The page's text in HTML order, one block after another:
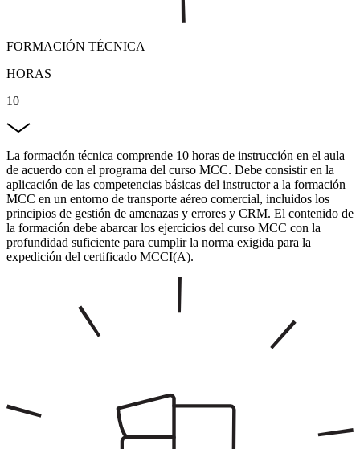
FORMACIÓN TÉCNICA
HORAS
10
La formación técnica comprende 10 horas de instrucción en el aula
de acuerdo con el programa del curso MCC. Debe consistir en la
aplicación de las competencias básicas del instructor a la formación
MCC en un entorno de transporte aéreo comercial, incluidos los
principios de gestión de amenazas y errores y CRM. El contenido de
la formación debe abarcar los ejercicios del curso MCC con la
profundidad suficiente para cumplir la norma exigida para la
expedición del certificado MCCI(A).